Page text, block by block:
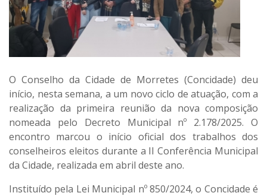
O Conselho da Cidade de Morretes (Concidade) deu
início, nesta semana, a um novo ciclo de atuação, com a
realização da primeira reunião da nova composição
nomeada pelo Decreto Municipal nº 2.178/2025. O
encontro marcou o início oficial dos trabalhos dos
conselheiros eleitos durante a II Conferência Municipal
da Cidade, realizada em abril deste ano.
Instituído pela Lei Municipal nº 850/2024, o Concidade é